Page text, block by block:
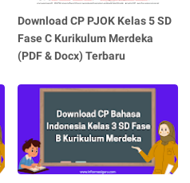
Download CP PJOK Kelas 5 SD
Fase C Kurikulum Merdeka
(PDF & Docx) Terbaru